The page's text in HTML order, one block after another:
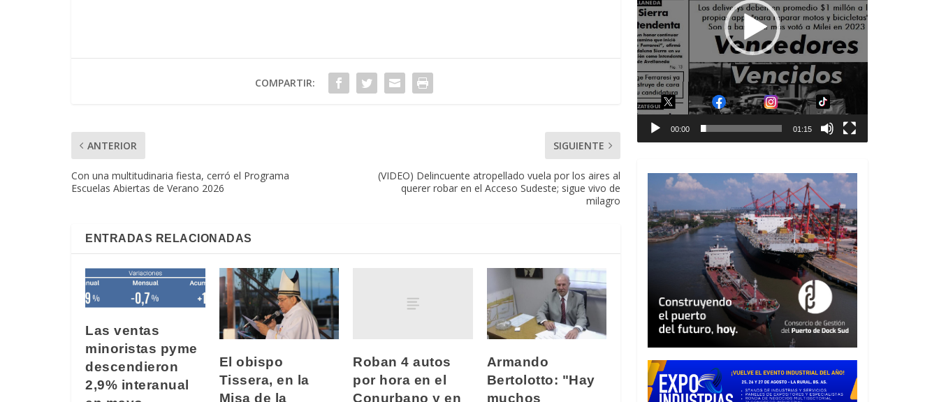
COMPARTIR:
ANTERIOR
Con una multitudinaria fiesta, cerró el Programa
Escuelas Abiertas de Verano 2026
SIGUIENTE
(VIDEO) Delincuente atropellado vuela por los aires al
querer robar en el Acceso Sudeste; sigue vivo de
milagro
ENTRADAS RELACIONADAS
Las ventas
minoristas pyme
descendieron
2,9% interanual
El obispo
Tissera, en la
Misa de la
Roban 4 autos
por hora en el
Conurbano y en
Armando
Bertolotto: "Hay
muchos
00:00 01:15